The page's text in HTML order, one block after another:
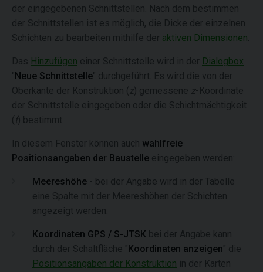
der eingegebenen Schnittstellen. Nach dem bestimmen
der Schnittstellen ist es möglich, die Dicke der einzelnen
Schichten zu bearbeiten mithilfe der aktiven Dimensionen
Das Hinzufügen einer Schnittstelle wird in der Dialogbox
"Neue Schnittstelle" durchgeführt. Es wird die von der
Oberkante der Konstruktion ( z) gemessene z-Koordinate
der Schnittstelle eingegeben oder die Schichtmächtigkeit
( t) bestimmt.
In diesem Fenster können auch wahlfreie
Positionsangaben der Baustelle eingegeben werden:
Meereshöhe - bei der Angabe wird in der Tabelle
eine Spalte mit der Meereshöhen der Schichten
angezeigt werden.
Koordinaten GPS / S-JTSK bei der Angabe kann
durch der Schaltfläche "Koordinaten anzeigen" die
Positionsangaben der Konstruktion in der Karten